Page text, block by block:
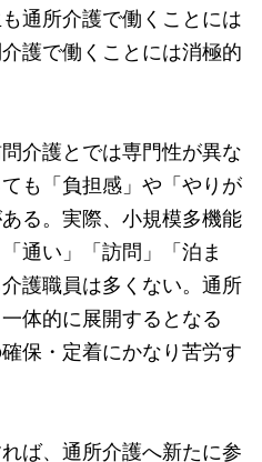
通所介護で働くことには
護で働くことには消極的
介護とでは専門性が異な
も「負担感」や「やりが
る。実際、小規模多機能
通い」「訪問」「泊ま
護職員は多くない。通所
体的に展開するとなる
保・定着にかなり苦労す
ば、通所介護へ新たに参